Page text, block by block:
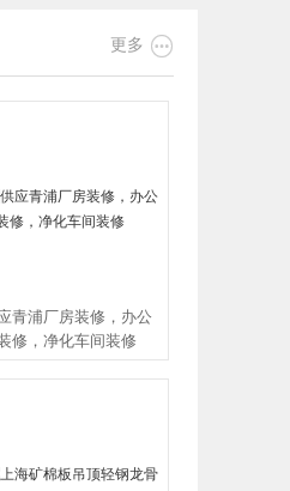
免费装修咨询： 客户
的平面图，既费事又
测量或者客户提供原
效果图设计包括大厅
包括：上海厂房装
室，会议室，接待
馆，博物馆，邮局，
装、化妆品、珠宝、
更多 
青浦厂房装修，办公
修，净化车间装修